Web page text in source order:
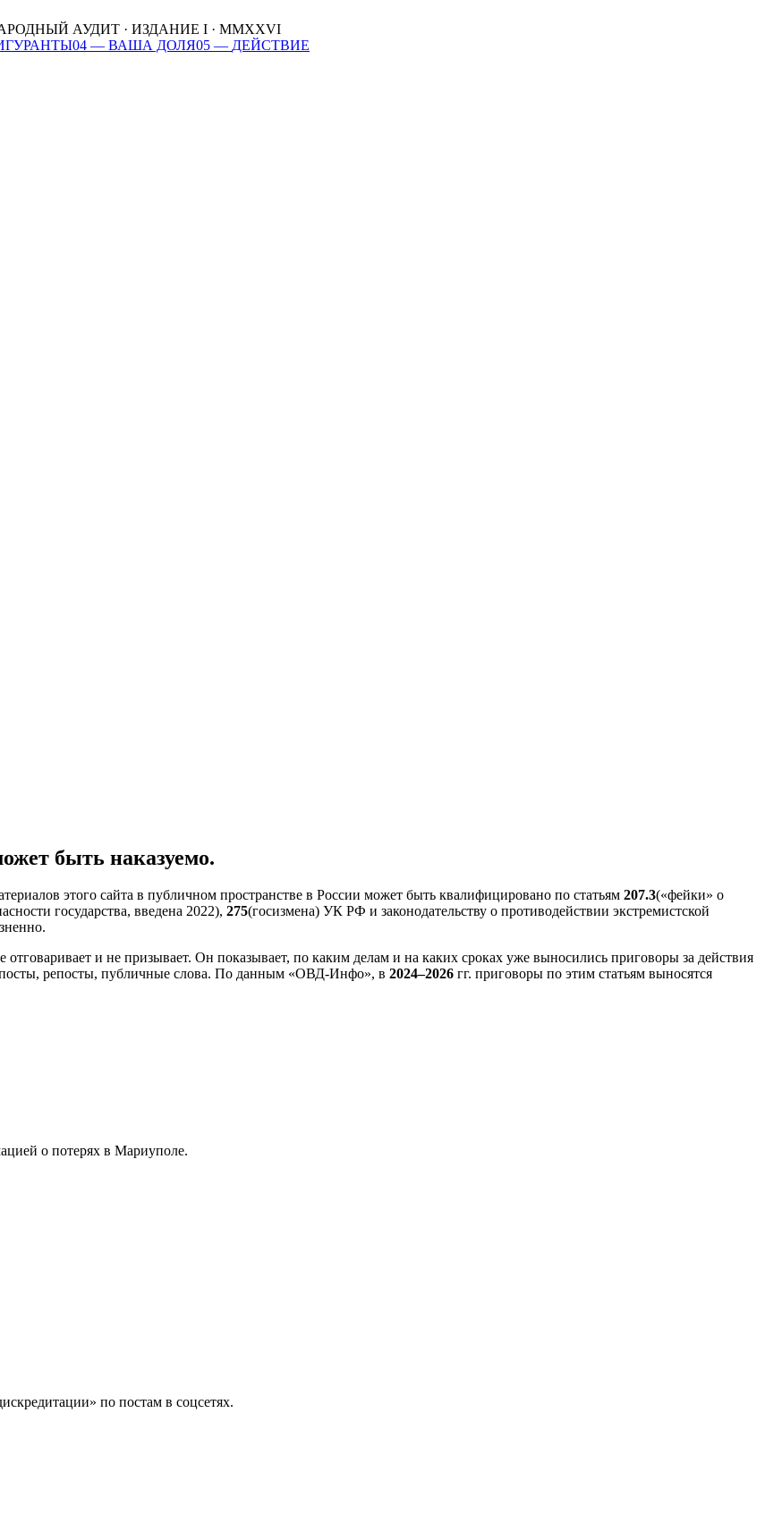
АУДИТ · ИЗДАНИЕ I · MMXXVI
04 — ВАША ДОЛЯ05 — ДЕЙСТВИЕ
быть наказуемо.
этого сайта в публичном пространстве в России может быть квалифицировано по статьям 207.3(«фейки» о
государства, введена 2022), 275(госизмена) УК РФ и законодательству о противодействии экстремистской
и не призывает. Он показывает, по каким делам и на каких сроках уже выносились приговоры за действия
репосты, публичные слова. По данным «ОВД-Инфо», в 2024–2026 гг. приговоры по этим статьям выносятся
о потерях в Мариуполе.
по постам в соцсетях.